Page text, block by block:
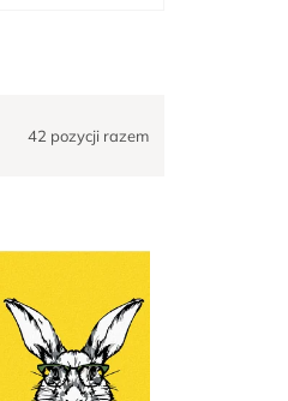
42 pozycji razem